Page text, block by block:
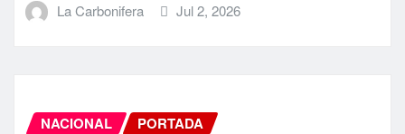
La Carbonifera Jul 2, 2026
NACIONAL PORTADA